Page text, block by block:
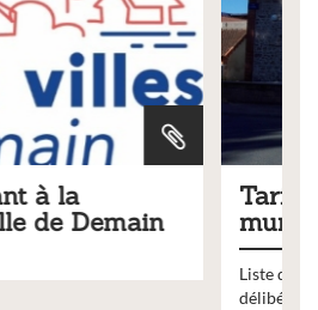
services
municipal du 19 décembre 2025